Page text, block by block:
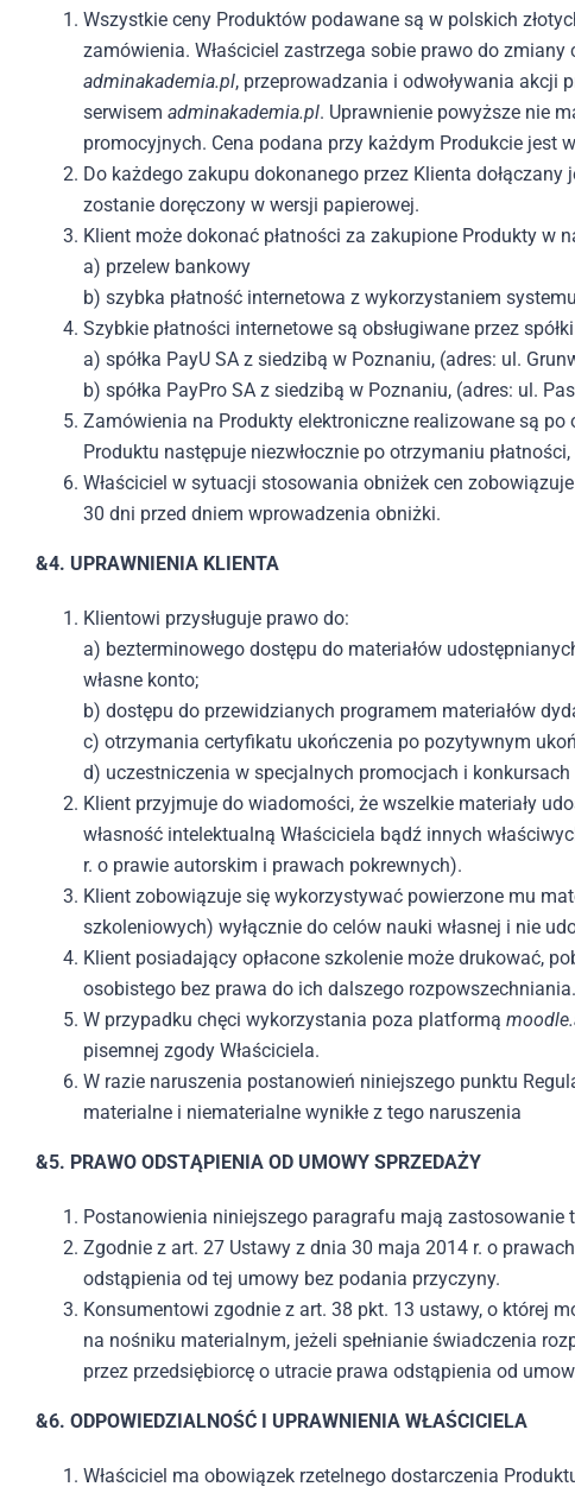
Wszystkie ceny Produktów podawane są w polskich
zamówienia. Właściciel zastrzega sobie prawo do
adminakademia.pl, przeprowadzania i odwoływania akcji
serwisem adminakademia.pl. Uprawnienie powyższe nie
promocyjnych. Cena podana przy każdym Produkcie jest
Do każdego zakupu dokonanego przez Klienta
zostanie doręczony w wersji papierowej.
Klient może dokonać płatności za zakupione Produkty w
a) przelew bankowy
b) szybka płatność internetowa z wykorzystaniem
Szybkie płatności internetowe są obsługiwane przez spółki
a) spółka PayU SA z siedzibą w Poznaniu, (adres: ul.
b) spółka PayPro SA z siedzibą w Poznaniu, (adres: ul.
Zamówienia na Produkty elektroniczne realizowane są
Produktu następuje niezwłocznie po otrzymaniu
Właściciel w sytuacji stosowania obniżek cen
30 dni przed dniem wprowadzenia obniżki.
&4. UPRAWNIENIA KLIENTA
Klientowi przysługuje prawo do:
a) bezterminowego dostępu do materiałów
własne konto;
b) dostępu do przewidzianych programem materiałów
c) otrzymania certyfikatu ukończenia po pozytywnym
d) uczestniczenia w specjalnych promocjach i
Klient przyjmuje do wiadomości, że wszelkie materiały
własność intelektualną Właściciela bądź innych
r. o prawie autorskim i prawach pokrewnych).
Klient zobowiązuje się wykorzystywać powierzone mu
szkoleniowych) wyłącznie do celów nauki własnej i nie
Klient posiadający opłacone szkolenie może drukować,
osobistego bez prawa do ich dalszego
W przypadku chęci wykorzystania poza platformą
pisemnej zgody Właściciela.
W razie naruszenia postanowień niniejszego punktu
materialne i niematerialne wynikłe z tego naruszenia
&5. PRAWO ODSTĄPIENIA OD UMOWY SPRZEDAŻY
Postanowienia niniejszego paragrafu mają
Zgodnie z art. 27 Ustawy z dnia 30 maja 2014 r. o
odstąpienia od tej umowy bez podania przyczyny.
Konsumentowi zgodnie z art. 38 pkt. 13 ustawy, o której
na nośniku materialnym, jeżeli spełnianie świadczenia
przez przedsiębiorcę o utracie prawa odstąpienia od
&6. ODPOWIEDZIALNOŚĆ I UPRAWNIENIA WŁAŚCICIELA
Właściciel ma obowiązek rzetelnego dostarczenia